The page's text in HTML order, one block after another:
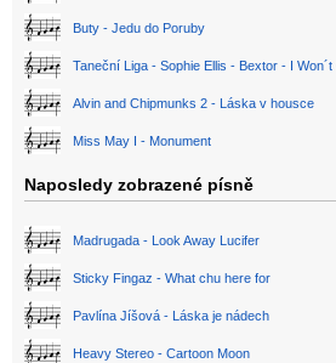
Buty - Jedu do Poruby
Taneční Liga - Sophie Ellis - Bextor - I Won´t
Alvin and Chipmunks 2 - Láska v housce
Miss May I - Monument
Naposledy zobrazené písně
Madrugada - Look Away Lucifer
Sticky Fingaz - What chu here for
Pavlína Jíšová - Láska je nádech
Heavy Stereo - Cartoon Moon